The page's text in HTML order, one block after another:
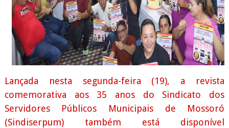
Lançada nesta segunda-feira (19), a revista
comemorativa aos 35 anos do Sindicato dos
Servidores Públicos Municipais de Mossoró
(Sindiserpum) também está disponível